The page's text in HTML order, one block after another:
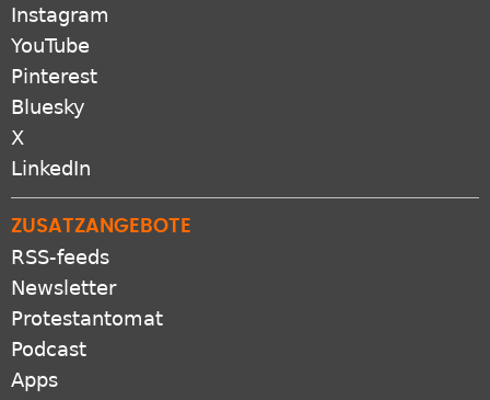
Instagram
YouTube
Pinterest
Bluesky
X
LinkedIn
ZUSATZANGEBOTE
RSS-feeds
Newsletter
Protestantomat
Podcast
Apps